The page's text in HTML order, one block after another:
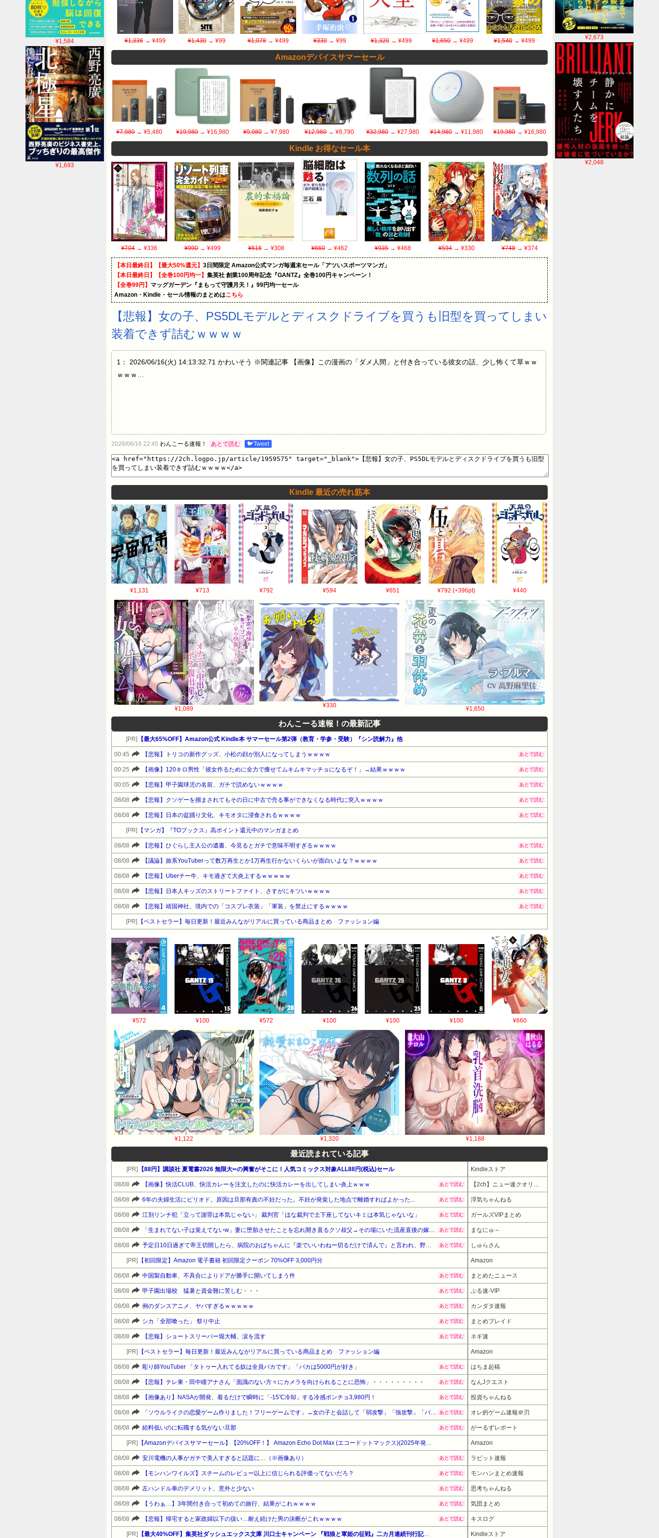
¥2,673
¥2,048
¥1,584
¥1,693
¥1,336→ ¥499 ¥1,430→ ¥99 ¥1,078→ ¥499 ¥330→ ¥99 ¥1,320→ ¥499 ¥1,650 → ¥499 ¥1,540→ ¥499
Amazonデバイスサマーセール
¥7,980 → ¥5,480 ¥19,980→ ¥16,980 ¥9,980→ ¥7,980 ¥12,980→ ¥8,790 ¥32,980→ ¥27,980 ¥14,980→ ¥11,980 ¥19,980→ ¥16,980
Kindle お得なセール本
¥704 → ¥336 ¥990→ ¥499 ¥616→ ¥308 ¥660→ ¥462 ¥935→ ¥468 ¥594→ ¥330 ¥748→ ¥374
【本日最終日】【最大50%還元】 3日間限定 Amazon公式マンガ毎週末セール「アツいスポーツマンガ」
【本日最終日】【全巻100円均一】 集英社 創業100周年記念『GANTZ』全巻100円キャンペーン！
【全巻99円】 マッグガーデン『まもって守護月天！』99円均一セール
Amazon・Kindle・セール情報のまとめはこちら
【悲報】女の子、PS5DLモデルとディスクドライブを買うも旧型を買ってしまい
装着できず詰むｗｗｗｗ
1： 2026/06/16(火) 14:13:32.71 かわいそう ※関連記事 【画像】この漫画の「ダメ人間」と付き合っている彼女の話、少し怖くて草ｗｗ
ｗｗｗ…
2026/06/16 22:45 わんこーる速報！ あとで読む 🐦Tweet
Kindle 最近の売れ筋本
¥1,131 ¥713 ¥792 ¥594 ¥651 ¥792 (+396pt) ¥440
¥1,089 ¥330 ¥1,650
わんこーる速報！の最新記事
[PR] 【最大65%OFF】Amazon公式 Kindle本 サマーセール第2弾（教育・学参・受験）『シン読解力』他
00:45 【悲報】トリコの新作グッズ、小松の顔が別人になってしまうｗｗｗｗ あとで読む
00:25 【画像】120キロ男性「彼女作るために全力で痩せてムキムキマッチョになるぞ！」→結果ｗｗｗｗ あとで読む
00:05 【悲報】甲子園球児の名前、ガチで読めないｗｗｗｗ あとで読む
08/08 【悲報】クソゲーを掴まされてもその日に中古で売る事ができなくなる時代に突入ｗｗｗｗ あとで読む
08/08 【悲報】日本の盆踊り文化、キモオタに浸食されるｗｗｗｗ あとで読む
[PR] 【マンガ】『TOブックス』高ポイント還元中のマンガまとめ
08/08 【悲報】ひぐらし主人公の遺書、今見るとガチで意味不明すぎるｗｗｗｗ あとで読む
08/08 【議論】旅系YouTuberって数万再生とか1万再生行かないくらいが面白いよな？ｗｗｗｗ あとで読む
08/08 【悲報】Uberチー牛、キモ過ぎて大炎上するｗｗｗｗｗ あとで読む
08/08 【悲報】日本人キッズのストリートファイト、さすがにキツいｗｗｗｗ あとで読む
08/08 【悲報】靖国神社、境内での「コスプレ衣装」「軍装」を禁止にするｗｗｗｗ あとで読む
[PR] 【ベストセラー】毎日更新！最近みんながリアルに買っている商品まとめ ファッション編
¥572 ¥100 ¥572 ¥100 ¥100 ¥100 ¥660
¥1,122 ¥1,320 ¥1,188
最近読まれている記事
[PR] 【88円】講談社 夏電書2026 無限大∞の興奮がそこに！人気コミックス対象ALL88円(税込)セール Kindleストア
08/08 【画像】快活CLUB、快活カレーを注文したのに快活カレーを出してしまい炎上ｗｗｗ あとで読む 【2ch】ニュー速クオリティ
08/08 6年の夫婦生活にピリオド。原因は旦那有責の不妊だった。不妊が発覚した地点で離婚すればよかった... あとで読む 浮気ちゃんねる
08/08 江別リンチ犯「立って謝罪は本気じゃない」 裁判官「ほな裁判で土下座してないキミは本気じゃないな」 あとで読む ガールズVIPまとめ
08/08 「生まれてない子は覚えてないw」妻に堕胎させたことを忘れ開き直るクソ叔父→その場にいた流産直後の嫁や子供など『10人』が泣き叫ぶ地獄絵図へ あとで読む まなにゅ～
08/08 予定日10日過ぎて帝王切開したら、病院のおばちゃんに『楽でいいわねー切るだけで済んで』と言われ、野良妊婦認定までされた話 あとで読む しゅらさん
[PR] 【初回限定】Amazon 電子書籍 初回限定クーポン 70%OFF 3,000円分 Amazon
08/08 中国製自動車、不具合によりドアが勝手に開いてしまう件 あとで読む まとめたニュース
08/08 甲子園出場校 猛暑と資金難に苦しむ・・・ あとで読む ぶる速-VIP
08/08 例のダンスアニメ、ヤバすぎるｗｗｗｗｗ あとで読む カンダタ速報
08/08 シカ「全部喰った」 祭り中止 あとで読む まとめブレイド
08/08 【悲報】ショートスリーパー堀大輔、涙を流す あとで読む ネギ速
[PR] 【ベストセラー】毎日更新！最近みんながリアルに買っている商品まとめ ファッション編 Amazon
08/08 彫り師YouTuber 「タトゥー入れてる奴は全員バカです」「バカは5000円が好き」 あとで読む はちま起稿
08/08 【悲報】テレ東・田中瞳アナさん「面識のない方々にカメラを向けられることに恐怖」・・・・・・・・・ あとで読む なんJクエスト
08/08 【画像あり】NASAが開発、着るだけで瞬時に「-15℃冷却」する冷感ポンチョ3,980円！ あとで読む 投資ちゃんねる
08/08 「ソウルライクの恋愛ゲーム作りました！フリーゲームです」→女の子と会話して「弱攻撃」「強攻撃」「パリィ」「ローリング」を選ぶガチでダークソウルなんだがｗｗｗｗｗ あとで読む オレ的ゲーム速報＠刃
08/08 給料低いのに転職する気がない旦那 あとで読む がーるずレポート
[PR] 【Amazonデバイスサマーセール】【20%OFF！】 Amazon Echo Dot Max (エコードットマックス)(2025年発売) - Alexaスピーカー、部屋中に広がるサウンド、スマートホームハブ内蔵、グレーシャーホワイト Amazon
08/08 安川電機の人事がガチで美人すぎると話題に…（※画像あり） あとで読む ラビット速報
08/08 【モンハンワイルズ】スチームのレビュー以上に信じられる評価ってないだろ？ あとで読む モンハンまとめ速報
08/08 左ハンドル車のデメリット、意外と少ない あとで読む 思考ちゃんねる
08/08 【うわぁ…】3年間付き合って初めての旅行、結果がこれｗｗｗｗ あとで読む 気団まとめ
08/08 【悲報】帰宅すると家政婦以下の扱い…耐え続けた男の決断がこれｗｗｗｗ あとで読む キスログ
[PR] 【最大40%OFF】集英社ダッシュエックス文庫 川口士キャンペーン 『戦狼と軍姫の征戦』二カ月連続刊行記念！ Kindleストア